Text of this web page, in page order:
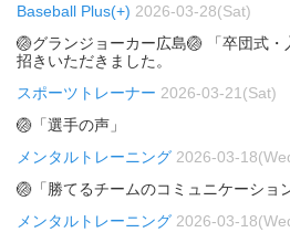
Baseball Plus(+) 2026-03-28(Sat)
🏐グランジョーカー広島🏐 「卒団式
招きいただきました。
スポーツトレーナー 2026-03-21(Sat)
🏐「選手の声」
メンタルトレーニング 2026-03-
🏐「勝てるチームのコミュニケーショ
メンタルトレーニング 2026-03-